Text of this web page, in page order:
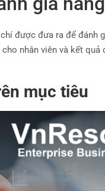
được đưa ra để đánh
nhân viên và kết
mục tiêu